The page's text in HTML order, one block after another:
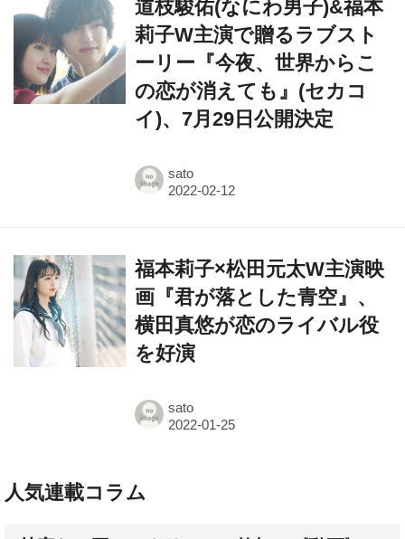
ーリー『今夜、世界からこ
の恋が消えても』(セカコ
イ)、7月29日公開決定
sato
横田真悠が恋のライバル役
を好演
sato
林家たい平のスクリーンに乾杯！《動画》